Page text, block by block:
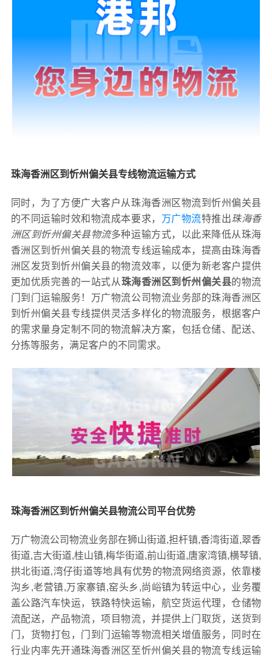
珠海香洲区到忻州偏关县专线物流运输方式
同时，为了方便广大客户从珠海香洲区物流到忻州偏关县
的不同运输时效和物流成本要求， 万广物流特推出珠海香
洲区到忻州偏关县物流多种运输方式，以此来降低从珠海
香洲区到忻州偏关县的物流专线运输成本，提高由珠海香
洲区发货到忻州偏关县的物流效率，以便为新老客户提供
更加优质完善的一站式从珠海香洲区到忻州偏关县的物流
门到门运输服务！万广物流公司物流业务部的珠海香洲区
到忻州偏关县专线提供灵活多样化的物流服务，根据客户
的需求量身定制不同的物流解决方案，包括仓储、配送、
分拣等服务，满足客户的不同需求。
珠海香洲区到忻州偏关县物流公司平台优势
万广物流公司物流业务部在狮山街道,担杆镇,香湾街道,翠香
街道,吉大街道,桂山镇,梅华街道,前山街道,唐家湾镇,横琴镇,
拱北街道,湾仔街道等地具有优势的物流网络资源，依靠楼
沟乡,老营镇,万家寨镇,窑头乡,尚峪镇为转运中心，业务覆
盖公路汽车快运，铁路特快运输，航空货运代理，仓储物
流配送，产品物流，项目物流，并提供上门取货，送货到
门，货物打包，门到门运输等物流相关增值服务，同时在
行业内率先开通珠海香洲区至忻州偏关县的物流专线运输